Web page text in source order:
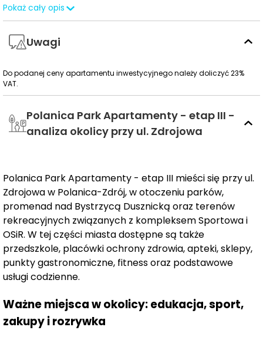
ofertę!
ulicy Zdrojowej w Polanicy-Zdroju – jednym z
regionie. To miejsce, które zachwyca pięknem natury,
zdrowym klimatem i bogatą ofertą atrakcji. Bliskość
spacerowych sprawia, że jest to idealne miejsce na
relaks i wypoczynek przez cały rok.
inwestycja składająca się z czterech eleganckich
budynków. W ramach pierwszego etapu, oddanego do
użytku w marcu tego roku, goście korzystają z bogatej
strefy spa i wellness, w której znajdziesz 2 jacuzzi, saunę,
grotę solną, bawialnię oraz nowoczesną siłownię.
Dodatkowo, do dyspozycji mieszkańców i gości jest
całodobowa recepcja zapewniająca najwyższy poziom
obsługi.
II etap – Twój wymarzony apartament: W ramach
drugiego etapu powstają 33 nowoczesne, funkcjonalne
apartamenty z aneksami kuchennymi, idealne zarówno
Pokaż cały opis
Uwagi
Do podanej ceny apartamentu inwestycyjnego należy doliczyć 23%
VAT.
Polanica Park Apartamenty - etap III -
analiza okolicy przy ul. Zdrojowa
Polanica Park Apartamenty - etap III mieści się przy ul.
Zdrojowa w Polanica-Zdrój, w otoczeniu parków,
promenad nad Bystrzycą Dusznicką oraz terenów
rekreacyjnych związanych z kompleksem Sportowa i
OSiR. W tej części miasta dostępne są także
przedszkole, placówki ochrony zdrowia, apteki, sklepy,
punkty gastronomiczne, fitness oraz podstawowe
usługi codzienne.
Ważne miejsca w okolicy: edukacja, sport,
zakupy i rozrywka